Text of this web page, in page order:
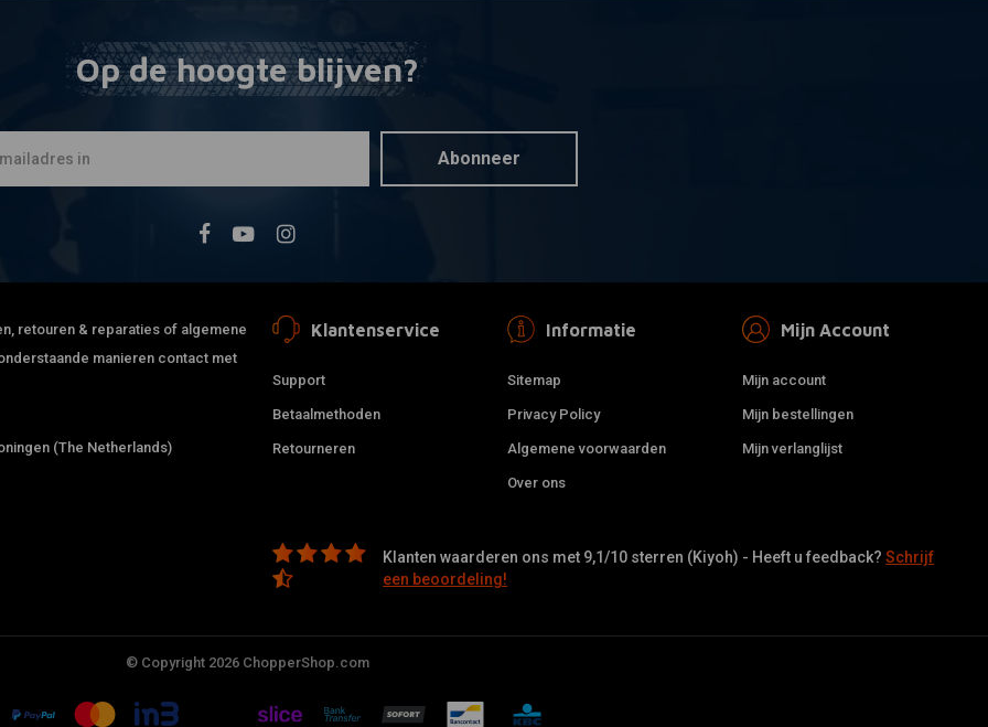
Op de hoogte blijven?
Abonneer
retouren & reparaties of algemene
manieren contact met
(The Netherlands)
Klantenservice
Support
Betaalmethoden
Retourneren
Informatie
Sitemap
Privacy Policy
Algemene voorwaarden
Over ons
Mijn Account
Mijn account
Mijn bestellingen
Mijn verlanglijst
Klanten waarderen ons met 9,1/10 sterren (Kiyoh) - Heeft u feedback?Schrijf
een beoordeling!
© Copyright 2026 ChopperShop.com